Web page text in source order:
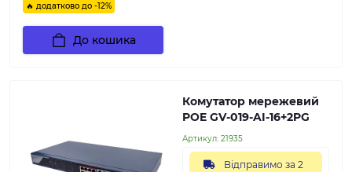
🔥 додатково до -12%
До кошика
Комутатор мережевий
POE GV-019-AI-16+2PG
Артикул: 21935
Відправимо за 2